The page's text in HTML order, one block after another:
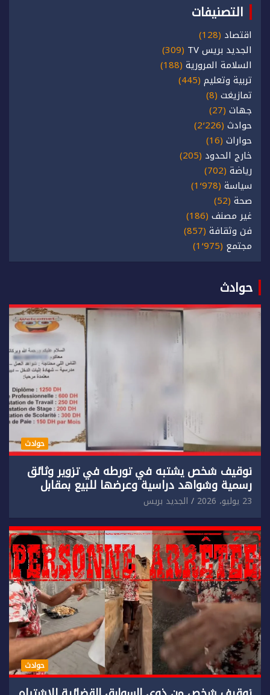
التصنيفات
اقتصاد (128)
الجديد بريس TV
(309)
السلامة المرورية (188)
تربية وتعليم (445)
تمازيغت (8)
جهات (27)
حوادث (2٬226)
حوارات (16)
خارج الحدود (205)
رياضة (702)
سياسة (1٬978)
صحة (52)
غير مصنف (186)
فن وثقافة (857)
مجتمع (1٬975)
حوادث
حوادث
توقيف شخص يشتبه في تورطه في تزوير وثائق
رسمية وشواهد دراسية وعرضها للبيع بمقابل
مادي.
23 يوليو، 2026 الجديد بريس
حوادث